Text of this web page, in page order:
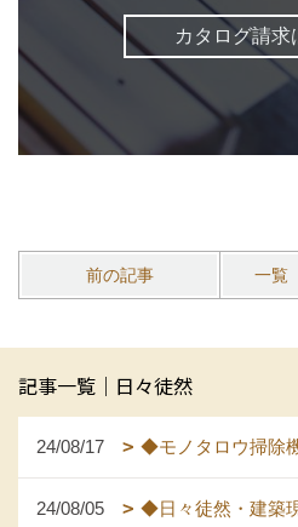
カタログ請求
前の記事 一覧
記事一覧｜日々徒然
24/08/17 ◆モノタロウ掃除
24/08/05
◆日々徒然・建築